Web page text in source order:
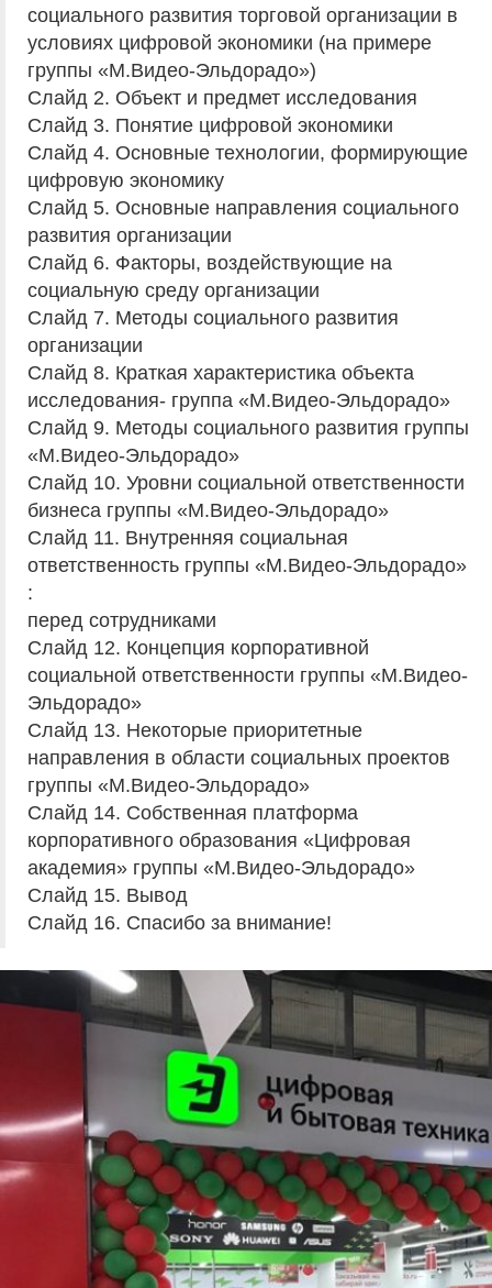
социального развития торговой организации в
условиях цифровой экономики (на примере
группы «М.Видео-Эльдорадо»)
Слайд 2. Объект и предмет исследования
Слайд 3. Понятие цифровой экономики
Слайд 4. Основные технологии, формирующие
цифровую экономику
Слайд 5. Основные направления социального
развития организации
Слайд 6. Факторы, воздействующие на
социальную среду организации
Слайд 7. Методы социального развития
организации
Слайд 8. Краткая характеристика объекта
исследования- группа «М.Видео-Эльдорадо»
Слайд 9. Методы социального развития группы
«М.Видео-Эльдорадо»
Слайд 10. Уровни социальной ответственности
бизнеса группы «М.Видео-Эльдорадо»
Слайд 11. Внутренняя социальная
ответственность группы «М.Видео-Эльдорадо»
:
перед сотрудниками
Слайд 12. Концепция корпоративной
социальной ответственности группы «М.Видео-
Эльдорадо»
Слайд 13. Некоторые приоритетные
направления в области социальных проектов
группы «М.Видео-Эльдорадо»
Слайд 14. Собственная платформа
корпоративного образования «Цифровая
академия» группы «М.Видео-Эльдорадо»
Слайд 15. Вывод
Слайд 16. Спасибо за внимание!